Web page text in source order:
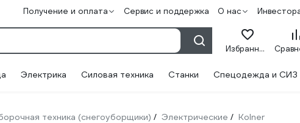
Получение и оплата Сервис и поддержка О нас
Избранное
Электрика Силовая техника Станки Спецодежда и СИЗ
техника (снегоуборщики) / Электрические / Kolner